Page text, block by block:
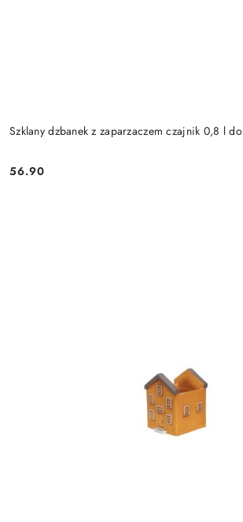
Szklany dzbanek z zaparzaczem czajnik 0,8 l
Cena:
56.90